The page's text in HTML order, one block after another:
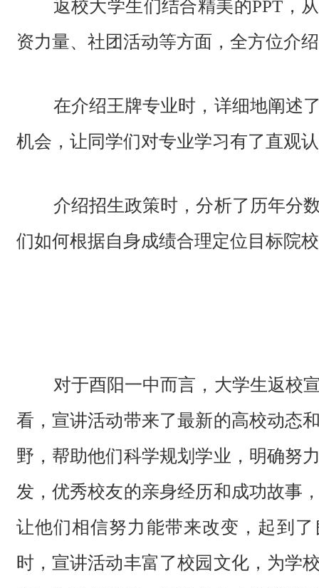
返校大学生们结合精美的PPT，
资力量、社团活动等方面，全方位介
在介绍王牌专业时，详细地阐述
机会，让同学们对专业学习有了直观
介绍招生政策时，分析了历年分
们如何根据自身成绩合理定位目标院
对于酉阳一中而言，大学生返校
看，宣讲活动带来了最新的高校动态
野，帮助他们科学规划学业，明确努
发，优秀校友的亲身经历和成功故事
让他们相信努力能带来改变，起到
时，宣讲活动丰富了校园文化，为学